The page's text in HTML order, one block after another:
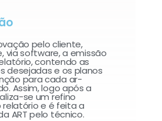
pelo cliente,
via software, a emissão
contendo as
desejadas e os planos
para cada ar-
Assim, logo após a
se um refino
e é feita a
ART pelo técnico.